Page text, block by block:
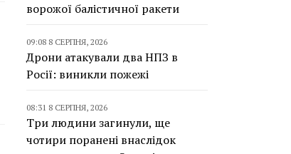
ворожої балістичної ракети
09:08 8 СЕРПНЯ, 2026
Дрони атакували два НПЗ в
Росії: виникли пожежі
08:31 8 СЕРПНЯ, 2026
Три людини загинули, ще
чотири поранені внаслідок